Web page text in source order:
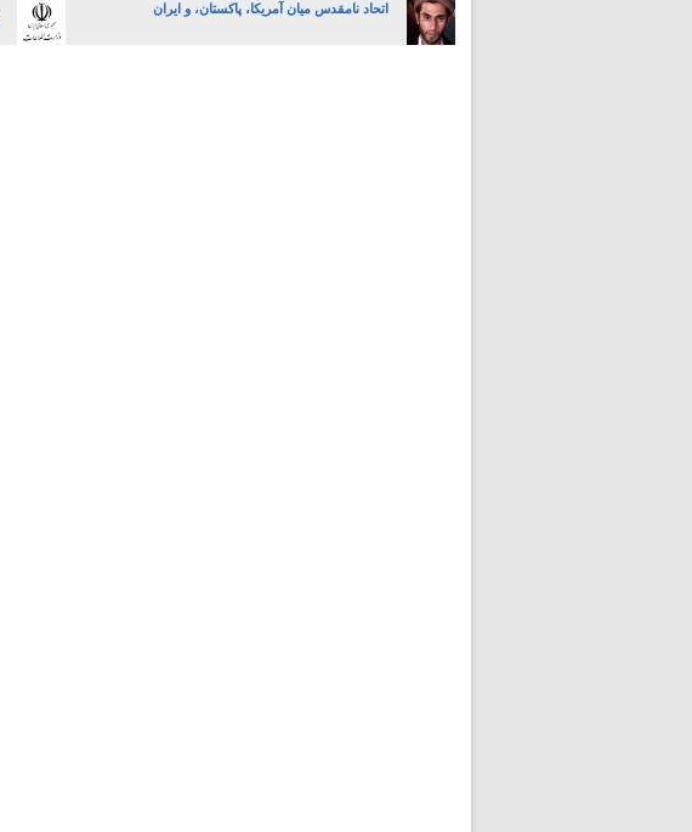
اتحاد نامقدس میان آمریکا، پاکستان، و ایران